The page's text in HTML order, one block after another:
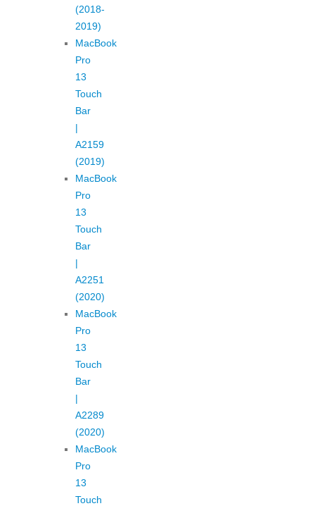
(2018-
2019)
MacBook
Pro
13
Touch
Bar
|
A2159
(2019)
MacBook
Pro
13
Touch
Bar
|
A2251
(2020)
MacBook
Pro
13
Touch
Bar
|
A2289
(2020)
MacBook
Pro
13
Touch